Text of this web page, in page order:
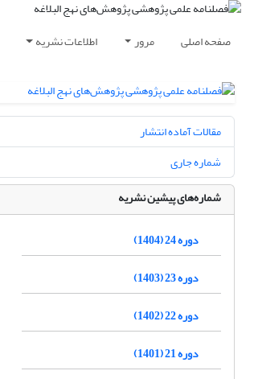
صفحه اصلی مرور اطلاعات نشریه
مقالات آماده انتشار
شماره جاری
شماره‌های پیشین نشریه
دوره 24 (1404)
دوره 23 (1403)
دوره 22 (1402)
دوره 21 (1401)